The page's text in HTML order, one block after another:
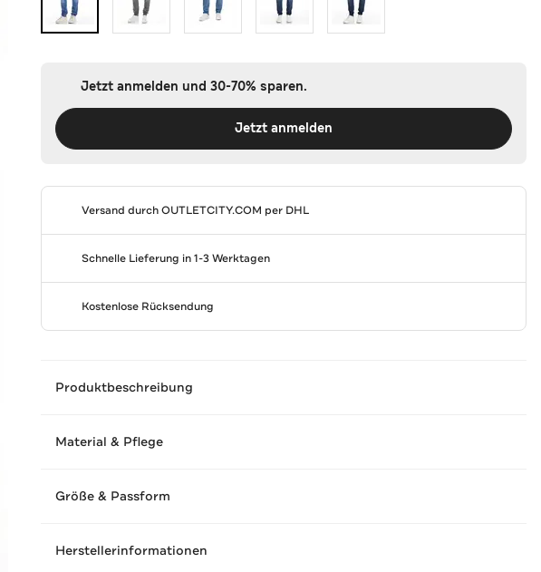
Jetzt anmelden und 30-70% sparen.
Jetzt anmelden
Versand durchOUTLETCITY.COM per DHL
Schnelle Lieferung in 1-3 Werktagen
Kostenlose Rücksendung
Produktbeschreibung
Material & Pflege
Größe & Passform
Herstellerinformationen